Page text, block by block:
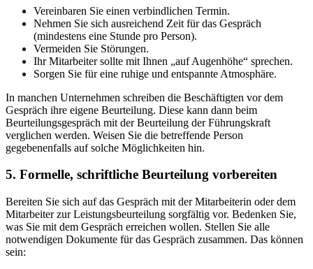
Vereinbaren Sie einen verbindlichen Termin.
Nehmen Sie sich ausreichend Zeit für das Gespräch
(mindestens eine Stunde pro Person).
Vermeiden Sie Störungen.
Ihr Mitarbeiter sollte mit Ihnen „auf Augenhöhe“ sprechen.
Sorgen Sie für eine ruhige und entspannte Atmosphäre.
In manchen Unternehmen schreiben die Beschäftigten vor dem
Gespräch ihre eigene Beurteilung. Diese kann dann beim
Beurteilungsgespräch mit der Beurteilung der Führungskraft
verglichen werden. Weisen Sie die betreffende Person
gegebenenfalls auf solche Möglichkeiten hin.
5. Formelle, schriftliche Beurteilung vorbereiten
Bereiten Sie sich auf das Gespräch mit der Mitarbeiterin oder dem
Mitarbeiter zur Leistungsbeurteilung sorgfältig vor. Bedenken Sie,
was Sie mit dem Gespräch erreichen wollen. Stellen Sie alle
notwendigen Dokumente für das Gespräch zusammen. Das können
sein: